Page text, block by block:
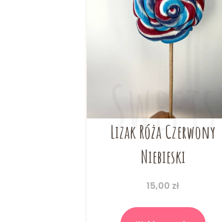
Lizak Róża Czerwony
Niebieski
15,00 zł